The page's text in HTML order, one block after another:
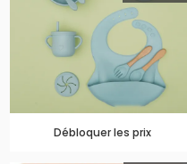
Débloquer les prix